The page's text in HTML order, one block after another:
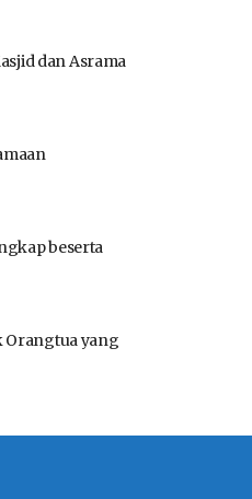
dan Asrama
beserta
Orangtua yang